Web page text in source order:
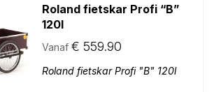
Roland fietskar Profi “B”
120l
Vanaf € 559.90
Roland fietskar Profi "B" 120l